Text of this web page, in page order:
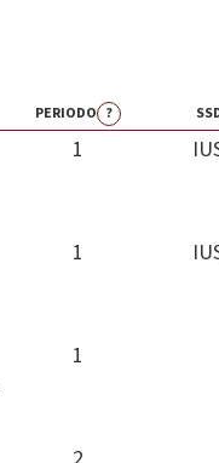
PERIODO ?
1
1
1